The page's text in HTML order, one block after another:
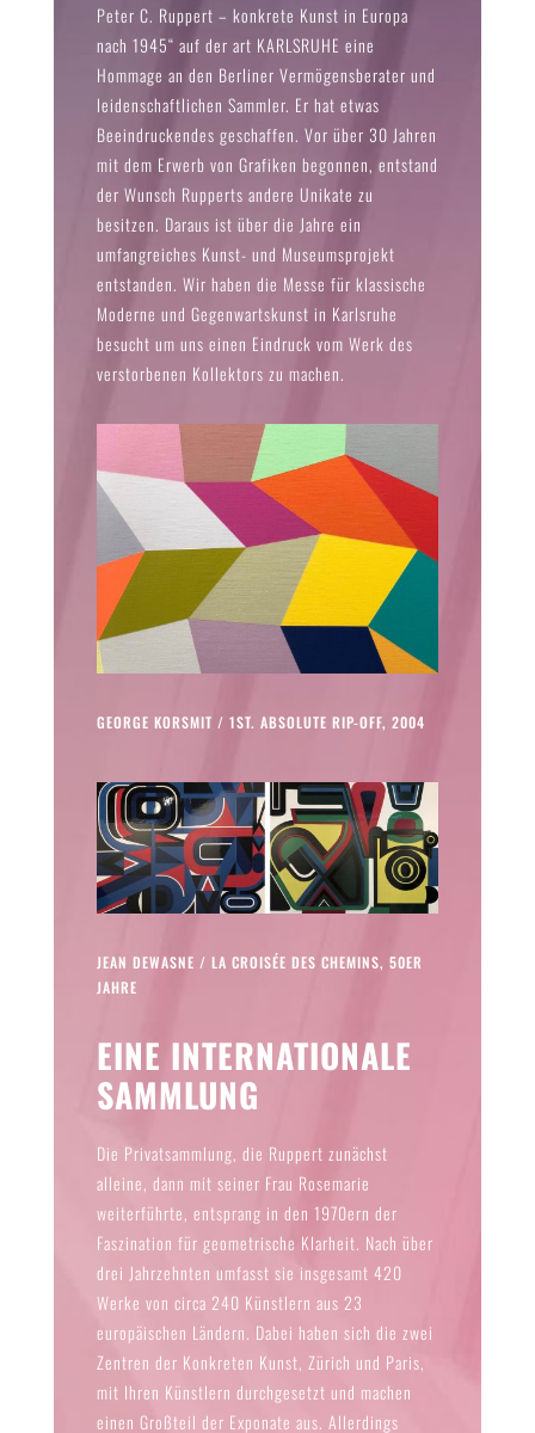
Peter C. Ruppert – konkrete Kunst in Europa
nach 1945“ auf der art KARLSRUHE eine
Hommage an den Berliner Vermögensberater und
leidenschaftlichen Sammler. Er hat etwas
Beeindruckendes geschaffen. Vor über 30 Jahren
mit dem Erwerb von Grafiken begonnen, entstand
der Wunsch Rupperts andere Unikate zu
besitzen. Daraus ist über die Jahre ein
umfangreiches Kunst- und Museumsprojekt
entstanden. Wir haben die Messe für klassische
Moderne und Gegenwartskunst in Karlsruhe
besucht um uns einen Eindruck vom Werk des
verstorbenen Kollektors zu machen.
GEORGE KORSMIT / 1ST. ABSOLUTE RIP-OFF, 2004
JEAN DEWASNE / LA CROISÉE DES CHEMINS, 50ER
JAHRE
EINE INTERNATIONALE
SAMMLUNG
Die Privatsammlung, die Ruppert zunächst
alleine, dann mit seiner Frau Rosemarie
weiterführte, entsprang in den 1970ern der
Faszination für geometrische Klarheit. Nach über
drei Jahrzehnten umfasst sie insgesamt 420
Werke von circa 240 Künstlern aus 23
europäischen Ländern. Dabei haben sich die zwei
Zentren der Konkreten Kunst, Zürich und Paris,
mit Ihren Künstlern durchgesetzt und machen
einen Großteil der Exponate aus. Allerdings